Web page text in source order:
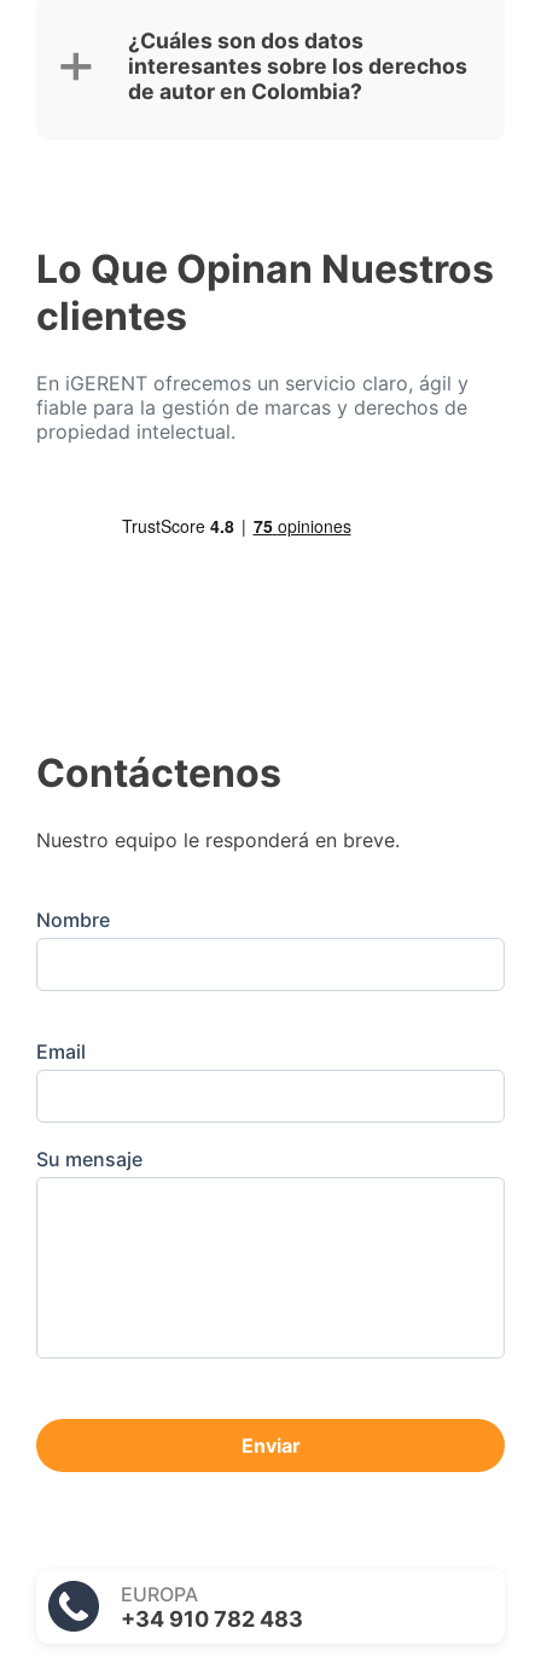
¿Cuáles son dos datos
interesantes sobre los derechos
de autor en Colombia?
Lo Que Opinan Nuestros
clientes
En iGERENT ofrecemos un servicio claro, ágil y
fiable para la gestión de marcas y derechos de
propiedad intelectual.
Contáctenos
Nuestro equipo le responderá en breve.
Nombre
Email
Su mensaje
Enviar
EUROPA
+34 910 782 483